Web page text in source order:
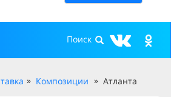
Композиции Атланта